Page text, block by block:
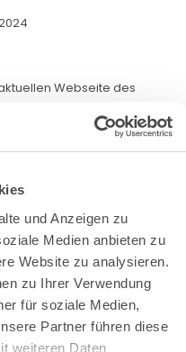
und Anzeigen zu
Medien anbieten zu
Website zu analysieren.
zu Ihrer Verwendung
für soziale Medien,
Partner führen diese
weiteren Daten
Webseite des